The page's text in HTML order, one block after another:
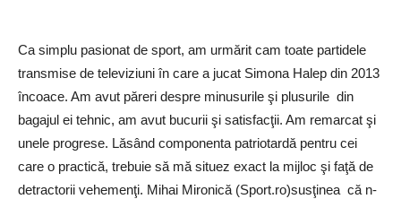
Ca simplu pasionat de sport, am urmărit cam toate partidele
transmise de televiziuni în care a jucat Simona Halep din 2013
încoace. Am avut păreri despre minusurile şi plusurile din
bagajul ei tehnic, am avut bucurii şi satisfacţii. Am remarcat şi
unele progrese. Lăsând componenta patriotardă pentru cei
care o practică, trebuie să mă situez exact la mijloc şi faţă de
detractorii vehemenţi. Mihai Mironică (Sport.ro)susţinea că n-